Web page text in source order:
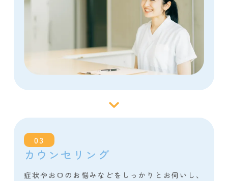
03
カウンセリング
症状やお口のお悩みなどをしっかりとお伺いし、